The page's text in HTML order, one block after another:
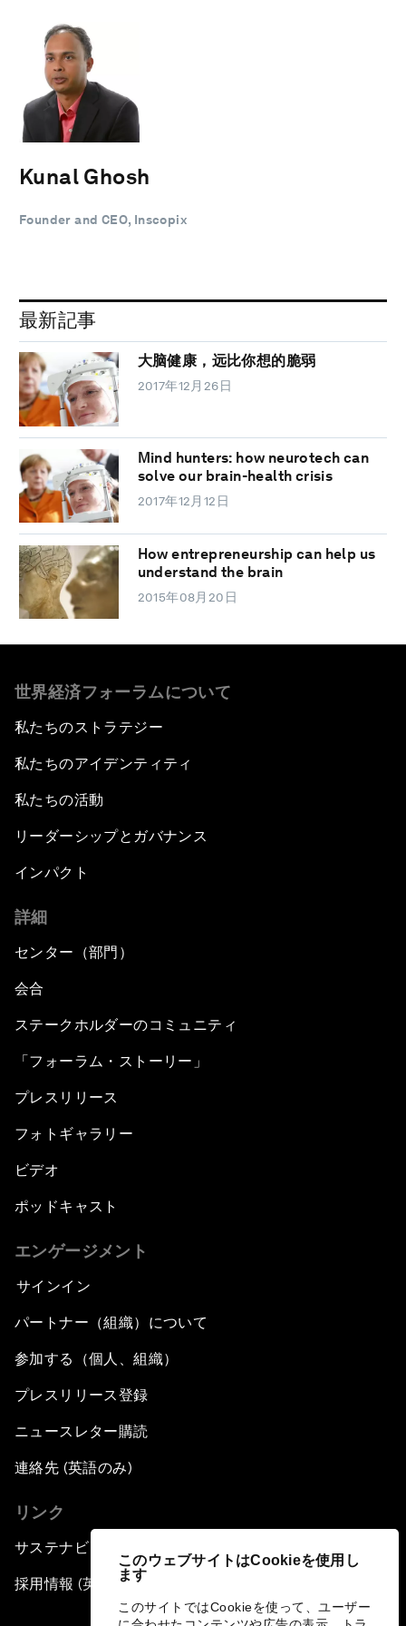
このウェブサイトはCookieを使用し
ます
このサイトではCookieを使って、ユーザー
Kunal Ghosh
Founder and CEO, Inscopix
最新記事
大脑健康，远比你想的脆弱
2017年12月26日
Mind hunters: how neurotech can
solve our brain-health crisis
2017年12月12日
How entrepreneurship can help us
understand the brain
2015年08月20日
世界経済フォーラムについて
私たちのストラテジー
私たちのアイデンティティ
私たちの活動
リーダーシップとガバナンス
インパクト
詳細
センター（部門）
会合
ステークホルダーのコミュニティ
「フォーラム・ストーリー」
プレスリリース
フォトギャラリー
ビデオ
ポッドキャスト
エンゲージメント
サインイン
パートナー（組織）について
参加する（個人、組織）
プレスリリース登録
ニュースレター購読
連絡先 (英語のみ)
リンク
サステナビリティへの取り組み
採用情報 (英語のみ)